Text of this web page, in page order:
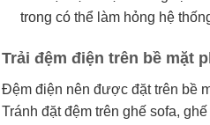
trong có thể làm hỏng hệ
Trải đệm điện trên bề mặt
Đệm điện nên được đặt trên bề
Tránh đặt đệm trên ghế sofa,